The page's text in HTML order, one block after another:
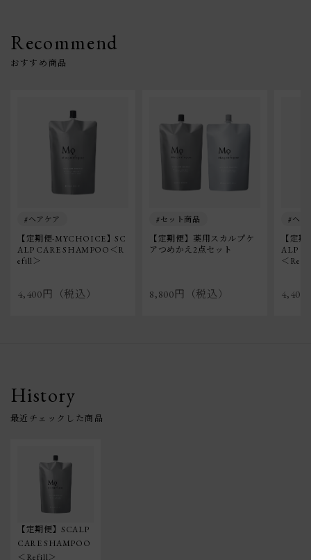
Recommend
ヘアケア
【定期便-MYCHOICE】SC
ALP CARE SHAMPOO＜R
efill＞
4,400円（税込）
セット商品
【定期便】薬用スカルプケ
アつめかえ2点セット
8,800円（税込）
ヘア
【定
ALP
＜
4,400
History
【定期便】SCALP
CARE SHAMPOO
＜Refill＞